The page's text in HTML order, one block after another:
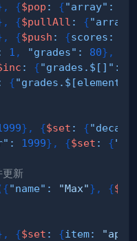
, {$pop : {"array" :
, {$pullAll : {"array"
, {$push : {scores :
1 , "grades" : 80} ,
: {"grades.$[]" :
{"grades.$[element]"
} , {$set : {
: 1999} , {$set : {
新
{"name" : "Max"} , {
, {$set : {item: